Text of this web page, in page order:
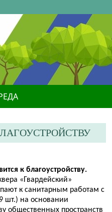
к благоустройству.
«Гвардейский»
к санитарным работам с
шт.) на основании
общественных пространств